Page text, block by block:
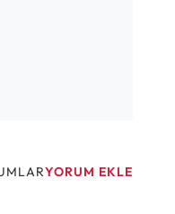
YORUM EKLE